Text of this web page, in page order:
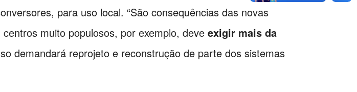
para uso local. “São consequências das novas
muito populosos, por exemplo, deve exigir mais da
demandará reprojeto e reconstrução de parte dos sistemas